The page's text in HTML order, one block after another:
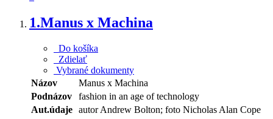
1.Manus x Machina
Do košíka
Zdielať
Vybrané dokumenty
Názov
Manus x Machina
Podnázov
fashion in an age of technology
Aut.údaje autor Andrew Bolton; foto Nicholas Alan Cope